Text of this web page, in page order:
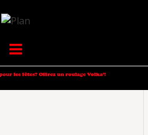
VOLKANIK-
ENDURANCE
Menu